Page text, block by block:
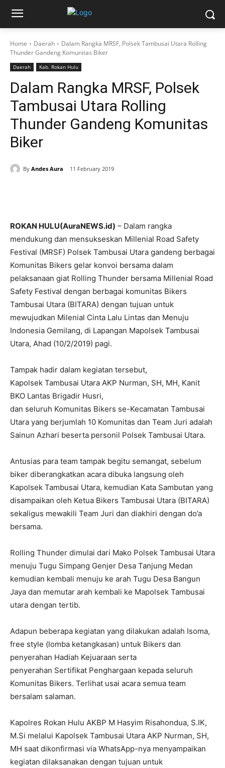
Home Daerah
Dalam Rangka MRSF, Polsek Tambusai Utara Rolling
Thunder Gandeng Komunitas Biker
Daerah Kab. Rokan Hulu
Dalam Rangka MRSF, Polsek
Tambusai Utara Rolling
Thunder Gandeng Komunitas
Biker
By Andes Aura 11 February 2019
ROKAN HULU(AuraNEWS.id) – Dalam rangka
mendukung dan mensukseskan Millenial Road Safety
Festival (MRSF) Polsek Tambusai Utara gandeng berbagai
Komunitas Bikers gelar konvoi bersama dalam
pelaksanaan giat Rolling Thunder bersama Millenial Road
Safety Festival dengan berbagai komunitas Bikers
Tambusai Utara (BITARA) dengan tujuan untuk
mewujudkan Milenial Cinta Lalu Lintas dan Menuju
Indonesia Gemilang, di Lapangan Mapolsek Tambusai
Utara, Ahad (10/2/2019) pagi.
Tampak hadir dalam kegiatan tersebut,
Kapolsek Tambusai Utara AKP Nurman, SH, MH, Kanit
BKO Lantas Brigadir Husri,
dan seluruh Komunitas Bikers se-Kecamatan Tambusai
Utara yang berjumlah 10 Komunitas dan Team Juri adalah
Sainun Azhari beserta personil Polsek Tambusai Utara.
Antusias para team tampak begitu semangat, sebelum
biker diberangkatkan acara dibuka langsung oleh
Kapolsek Tambusai Utara, kemudian Kata Sambutan yang
disampaikan oleh Ketua Bikers Tambusai Utara (BITARA)
sekaligus mewakili Team Juri dan diakhiri dengan do’a
bersama.
Rolling Thunder dimulai dari Mako Polsek Tambusai Utara
menuju Tugu Simpang Genjer Desa Tanjung Medan
kemudian kembali menuju ke arah Tugu Desa Bangun
Jaya dan memutar arah kembali ke Mapolsek Tambusai
utara dengan tertib.
Adapun beberapa kegiatan yang dilakukan adalah Isoma,
free style (lomba ketangkasan) untuk Bikers dan
penyerahan Hadiah Kejuaraan serta
penyerahan Sertifikat Penghargaan kepada seluruh
Komunitas Bikers. Terlihat usai acara semua team
bersalam salaman.
Kapolres Rokan Hulu AKBP M Hasyim Risahondua, S.IK,
M.Si melalui Kapolsek Tambusai Utara AKP Nurman, SH,
MH saat dikonfirmasi via WhatsApp-nya menyampaikan
kegiatan dilaksanakan dengan tujuan untuk